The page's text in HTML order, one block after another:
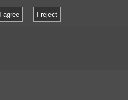
I agree I reject